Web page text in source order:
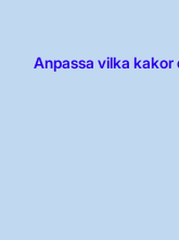
Anpassa vilka kakor